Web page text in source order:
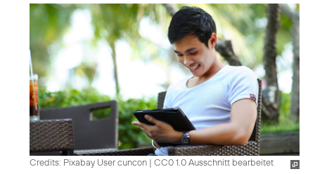
Credits: Pixabay User cuncon | CC0 1.0 Ausschnitt bearbeitet